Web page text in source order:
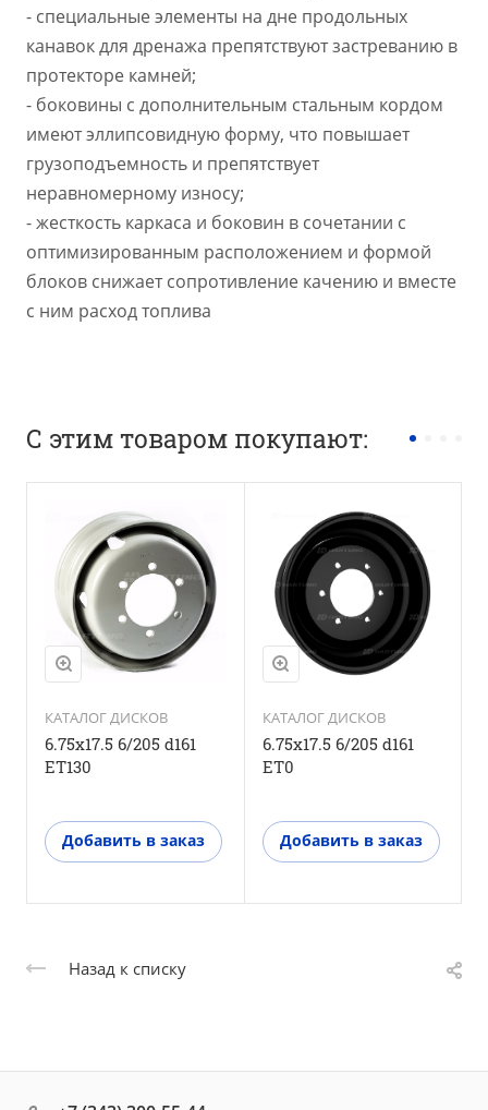
- специальные элементы на дне продольных
канавок для дренажа препятствуют застреванию в
протекторе камней;
- боковины с дополнительным стальным кордом
имеют эллипсовидную форму, что повышает
грузоподъемность и препятствует
неравномерному износу;
- жесткость каркаса и боковин в сочетании с
оптимизированным расположением и формой
блоков снижает сопротивление качению и вместе
с ним расход топлива
С этим товаром покупают:
КАТАЛОГ ДИСКОВ
6.75x17.5 6/205 d161
ET130
Добавить в заказ
КАТАЛОГ ДИСКОВ
6.75x17.5 6/205 d161
ET0
Добавить в заказ
Назад к списку